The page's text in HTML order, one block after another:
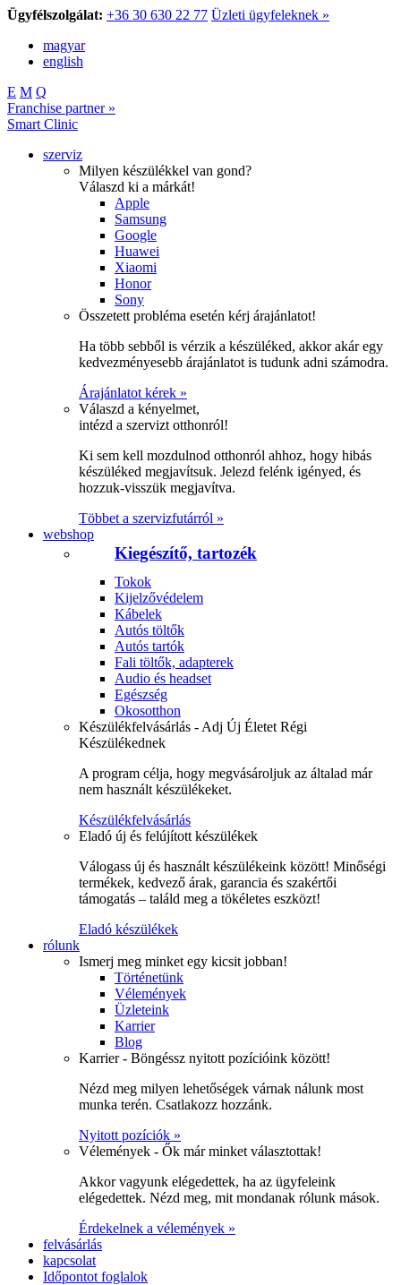
Ügyfélszolgálat: +36 30 630 22 77 Üzleti ügyfeleknek »
magyar
english
E M Q
Franchise partner »
Smart Clinic
szerviz
Milyen készülékkel van gond?
Válaszd ki a márkát!
Apple
Samsung
Google
Huawei
Xiaomi
Honor
Sony
Összetett probléma esetén kérj árajánlatot!
Ha több sebből is vérzik a készüléked, akkor akár egy
kedvezményesebb árajánlatot is tudunk adni számodra.
Árajánlatot kérek »
Válaszd a kényelmet,
intézd a szervizt otthonról!
Ki sem kell mozdulnod otthonról ahhoz, hogy hibás
készüléked megjavítsuk. Jelezd felénk igényed, és
hozzuk-visszük megjavítva.
Többet a szervizfutárról »
webshop
Kiegészítő, tartozék
Tokok
Kijelzővédelem
Kábelek
Autós töltők
Autós tartók
Fali töltők, adapterek
Audio és headset
Egészség
Okosotthon
Készülékfelvásárlás - Adj Új Életet Régi
Készülékednek
A program célja, hogy megvásároljuk az általad már
nem használt készülékeket.
Készülékfelvásárlás
Eladó új és felújított készülékek
Válogass új és használt készülékeink között! Minőségi
termékek, kedvező árak, garancia és szakértői
támogatás – találd meg a tökéletes eszközt!
Eladó készülékek
rólunk
Ismerj meg minket egy kicsit jobban!
Történetünk
Vélemények
Üzleteink
Karrier
Blog
Karrier - Böngéssz nyitott pozícióink között!
Nézd meg milyen lehetőségek várnak nálunk most
munka terén. Csatlakozz hozzánk.
Nyitott pozíciók »
Vélemények - Ők már minket választottak!
Akkor vagyunk elégedettek, ha az ügyfeleink
elégedettek. Nézd meg, mit mondanak rólunk mások.
Érdekelnek a vélemények »
felvásárlás
kapcsolat
Időpontot foglalok